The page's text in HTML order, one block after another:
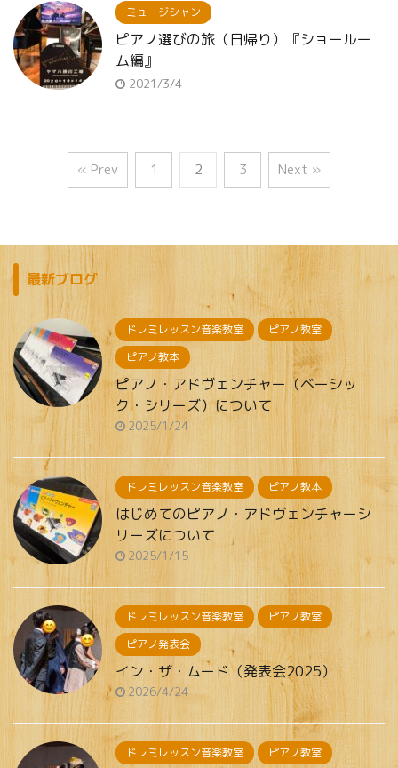
ミュージシャン
ピアノ選びの旅（日帰り）『ショールー
ム編』
2021/3/4
« Prev 1 2 3 Next »
最新ブログ
ドレミレッスン音楽教室
ピアノ教室
ピアノ教本
ピアノ・アドヴェンチャー（ベーシッ
ク・シリーズ）について
2025/1/24
ドレミレッスン音楽教室 ピアノ教本
はじめてのピアノ・アドヴェンチャーシ
リーズについて
2025/1/15
ドレミレッスン音楽教室
ピアノ教室
ピアノ発表会
イン・ザ・ムード（発表会2025）
2026/4/24
ドレミレッスン音楽教室 ピアノ教室